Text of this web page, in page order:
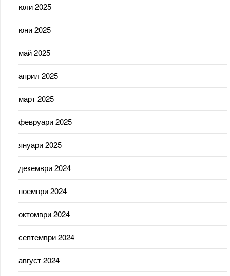
юли 2025
юни 2025
май 2025
април 2025
март 2025
февруари 2025
януари 2025
декември 2024
ноември 2024
октомври 2024
септември 2024
август 2024